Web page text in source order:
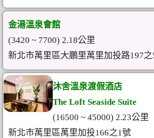
金湯溫泉會館
(3420 ~ 7700) 2.18公里
新北市萬里區大鵬里萬里加投路197
沐舍溫泉渡假酒店
The Loft Seaside Suite
(16500 ~ 45000) 2.23公里
新北市萬里區萬里加投166之1號